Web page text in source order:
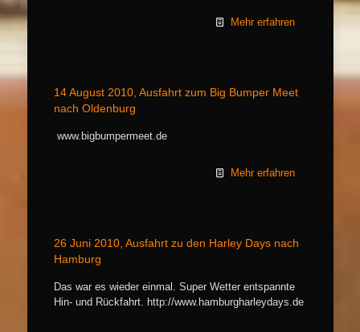
Mehr erfahren
14 August 2010, Ausfahrt zum Big Bumper Meet
nach Oldenburg
www.bigbumpermeet.de
Mehr erfahren
26 Juni 2010, Ausfahrt zu den Harley Days nach
Hamburg
Das war es wieder einmal. Super Wetter entspannte
Hin- und Rückfahrt. http://www.hamburgharleydays.de